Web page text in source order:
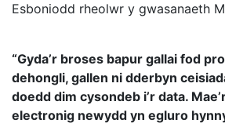
Esboniodd rheolwr y gwasanaeth
“Gyda’r broses bapur gallai fod
dehongli, gallen ni dderbyn
doedd dim cysondeb i’r data.
electronig newydd yn egluro